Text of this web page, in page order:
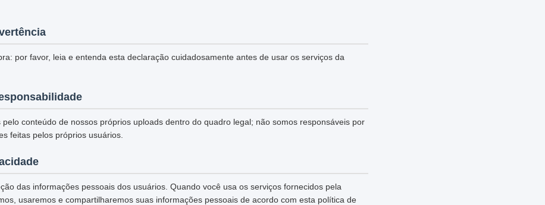
por favor, leia e entenda esta declaração cuidadosamente antes de usar os serviços da
pelo conteúdo de nossos próprios uploads dentro do quadro legal; não somos responsáveis por
feitas pelos próprios usuários.
das informações pessoais dos usuários. Quando você usa os serviços fornecidos pela
usaremos e compartilharemos suas informações pessoais de acordo com esta política de